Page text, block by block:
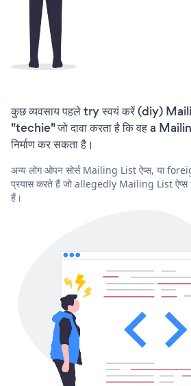
कुछ व्यवसाय पहले try स्वयं करें (diy)
"techie" जो दावा करता है कि वह a
निर्माण कर सकता है।
अन्य लोग ओपन सोर्स Mailing List ऐप्स, या
प्रयास करते हैं जो allegedly Mailing List
हैं।